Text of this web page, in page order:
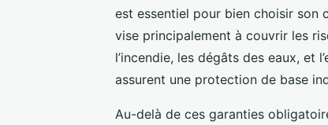
est essentiel pour bien choisir son
vise principalement à couvrir les
l’incendie, les dégâts des eaux, et
assurent une protection de base
Au-delà de ces garanties